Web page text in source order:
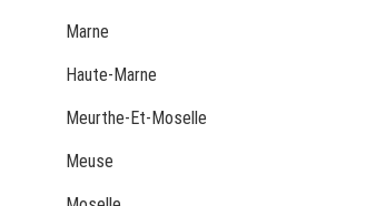
Marne
Haute-Marne
Meurthe-Et-Moselle
Meuse